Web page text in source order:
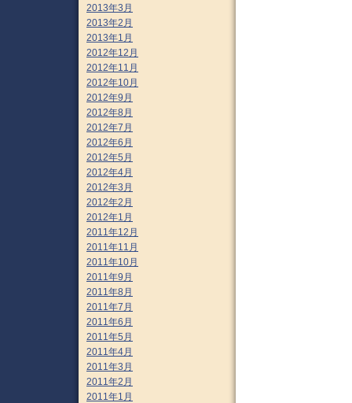
2013年3月
2013年2月
2013年1月
2012年12月
2012年11月
2012年10月
2012年9月
2012年8月
2012年7月
2012年6月
2012年5月
2012年4月
2012年3月
2012年2月
2012年1月
2011年12月
2011年11月
2011年10月
2011年9月
2011年8月
2011年7月
2011年6月
2011年5月
2011年4月
2011年3月
2011年2月
2011年1月